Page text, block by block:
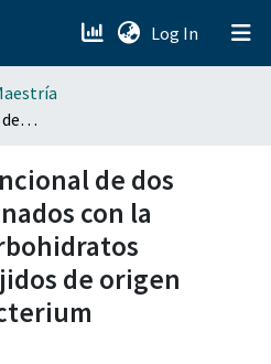
Log In (current)
Identificación funcional de dos operones relacionados con la utilización de carbohidratos específicos de tejidos de origen animal, en Avibacterium paragallinarum
de dos
con la
de origen